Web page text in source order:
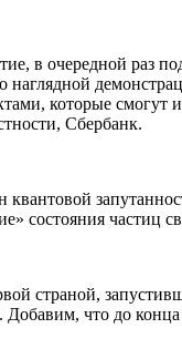
в очередной раз
которые
Сбербанк.
состояния
страной,
что до